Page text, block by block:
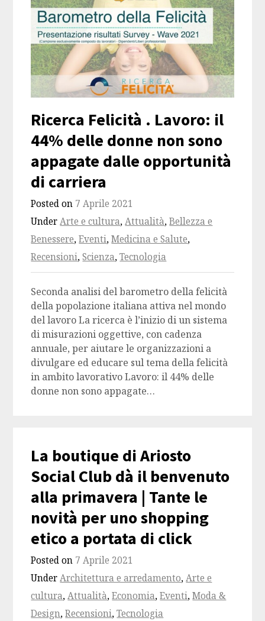
Ricerca Felicità . Lavoro: il
44% delle donne non sono
appagate dalle opportunità
di carriera
Posted on 7 Aprile 2021
UnderArte e cultura,Attualità,Bellezza e
Benessere,Eventi,Medicina e Salute,
Recensioni,Scienza,Tecnologia
Seconda analisi del barometro della felicità
della popolazione italiana attiva nel mondo
del lavoro La ricerca è l’inizio di un sistema
di misurazioni oggettive, con cadenza
annuale, per aiutare le organizzazioni a
divulgare ed educare sul tema della felicità
in ambito lavorativo Lavoro: il 44% delle
donne non sono appagate…
La boutique di Ariosto
Social Club dà il benvenuto
alla primavera | Tante le
novità per uno shopping
etico a portata di click
Posted on 7 Aprile 2021
UnderArchitettura e arredamento,Arte e
cultura,Attualità,Economia,Eventi,Moda &
Design,Recensioni,Tecnologia